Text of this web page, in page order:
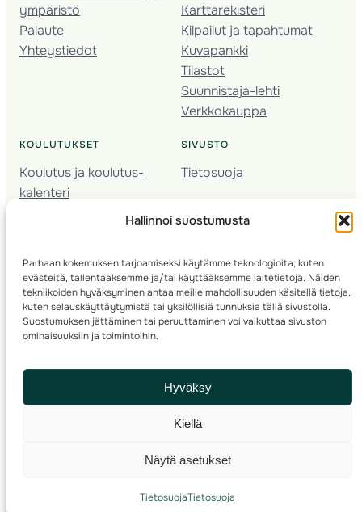
Hallinnoi suostumusta
Parhaan kokemuksen tarjoamiseksi käytämme teknologioita, kuten
evästeitä, tallentaaksemme ja/tai käyttääksemme laitetietoja. Näiden
tekniikoiden hyväksyminen antaa meille mahdollisuuden käsitellä tietoja,
kuten selauskäyttäytymistä tai yksilöllisiä tunnuksia tällä sivustolla.
Suostumuksen jättäminen tai peruuttaminen voi vaikuttaa sivuston
ominaisuuksiin ja toimintoihin.
Hyväksy
Kiellä
Näytä asetukset
TietosuojaTietosuoja
ympäristö
Palaute
Yhteystiedot
Karttarekisteri
Kilpailut ja tapahtumat
Kuvapankki
Tilastot
Suunnistaja-lehti
Verkkokauppa
KOULUTUKSET
Koulutus ja koulutus­
kalenteri
Nuorison koulutukset
Kartoitus
Ratamestari
SIVUSTO
Tietosuoja
© 2025 ·Suomen Suunnistusliitto· Valimotie 10, 00380 Helsinki, Finland
info(a)suunnistusliitto.fi,Rastilipun asiat: rastilippu(a)suunnistusliitto.fi
Kilpailut ja kuntorastit – Rastilippu:::Rastilipun ohjeet